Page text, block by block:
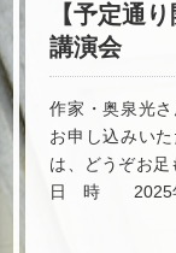
【予定通
講演会
作家・奥泉光
お申し込みい
は、どうぞお
日 時 2025年